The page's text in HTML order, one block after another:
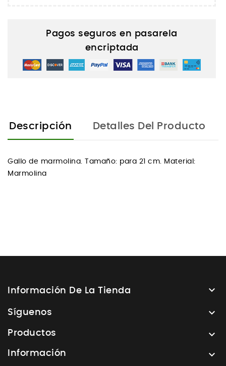
Pagos seguros en pasarela
encriptada
Descripción Detalles Del Producto
Gallo de marmolina. Tamaño: para 21 cm. Material:
Marmolina
Información De La Tienda 
Síguenos 
Productos 
Información 